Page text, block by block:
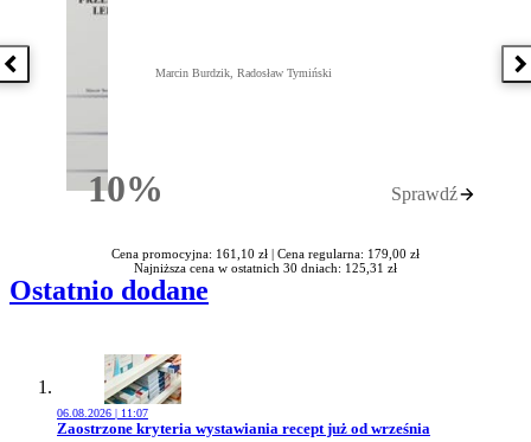
Poprzednia książka
10%Rabatu
Marcin Burdzik, Radosław Tymiński
Sprawdź
Cena promocyjna: 161,10 zł | Cena regularna: 179,00 zł
Najniższa cena w ostatnich 30 dniach: 125,31 zł
Ostatnio dodane
06.08.2026 | 11:07
Przejdź do artykułu:
Zaostrzone kryteria wystawiania recept już od września